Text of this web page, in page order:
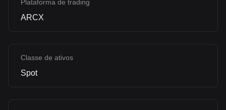
Plataforma de trading
ARCX
Classe de ativos
Spot